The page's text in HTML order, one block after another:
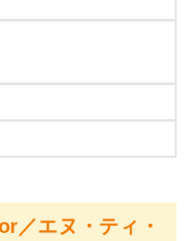
／エヌ・ティ・